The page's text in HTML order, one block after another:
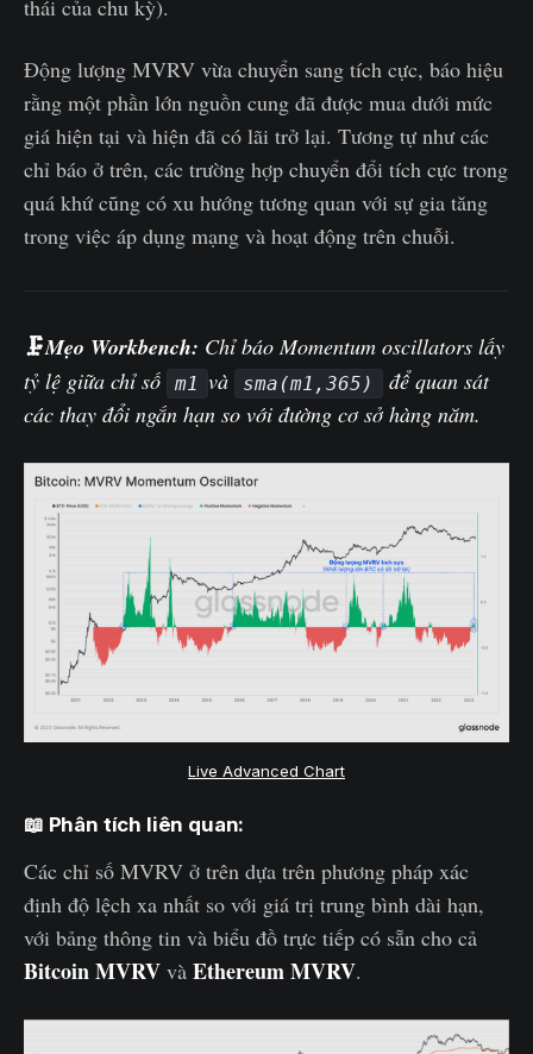
thái của chu kỳ).
Động lượng MVRV vừa chuyển sang tích cực, báo hiệu
rằng một phần lớn nguồn cung đã được mua dưới mức
giá hiện tại và hiện đã có lãi trở lại. Tương tự như các
chỉ báo ở trên, các trường hợp chuyển đổi tích cực trong
quá khứ cũng có xu hướng tương quan với sự gia tăng
trong việc áp dụng mạng và hoạt động trên chuỗi.
🗜️Mẹo Workbench: Chỉ báo Momentum oscillators lấy
tỷ lệ giữa chỉ số
m1 và sma(m1,365)
để quan sát
các thay đổi ngắn hạn so với đường cơ sở hàng năm.
Live Advanced Chart
📖 Phân tích liên quan:
Các chỉ số MVRV ở trên dựa trên phương pháp xác
định độ lệch xa nhất so với giá trị trung bình dài hạn,
với bảng thông tin và biểu đồ trực tiếp có sẵn cho cả
Bitcoin MVRV và Ethereum MVRV.